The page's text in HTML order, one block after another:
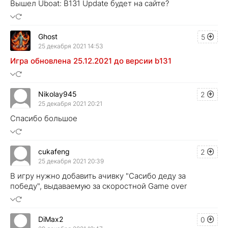
Вышел Uboat: B131 Update будет на сайте?
5
Ghost
25 декабря 2021 14:53
Игра обновлена 25.12.2021 до версии b131
2
Nikolay945
25 декабря 2021 20:21
Спасибо большое
2
cukafeng
25 декабря 2021 20:39
В игру нужно добавить ачивку "Сасибо деду за
победу", выдаваемую за скоростной Game over
0
DiMax2